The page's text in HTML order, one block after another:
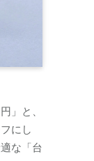
」と、
にし
な「台